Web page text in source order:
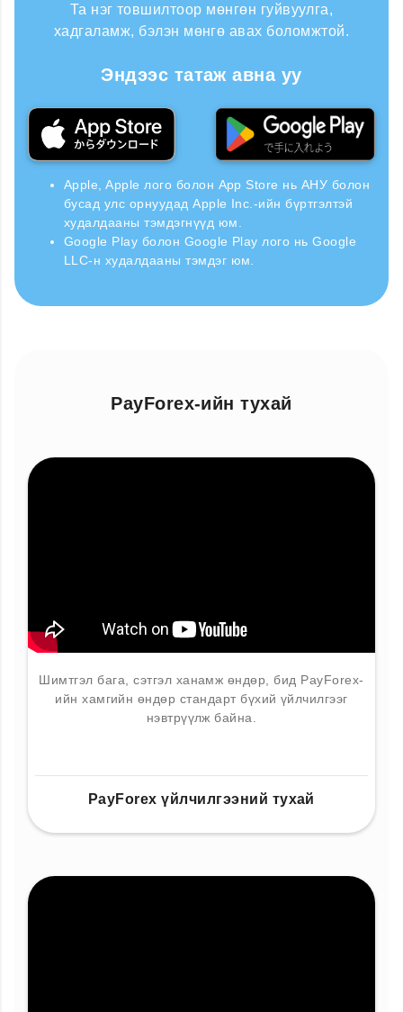
Та нэг товшилтоор мөнгөн гуйвуулга,
хадгаламж, бэлэн мөнгө авах боломжтой.
Эндээс татаж авна уу
Apple, Apple лого болон App Store нь АНУ болон
бусад улс орнуудад Apple Inc.-ийн бүртгэлтэй
худалдааны тэмдэгнүүд юм.
Google Play болон Google Play лого нь Google
LLC-н худалдааны тэмдэг юм.
PayForex-ийн тухай
Шимтгэл бага, сэтгэл ханамж өндөр, бид PayForex-
ийн хамгийн өндөр стандарт бүхий үйлчилгээг
нэвтрүүлж байна.
PayForex үйлчилгээний тухай